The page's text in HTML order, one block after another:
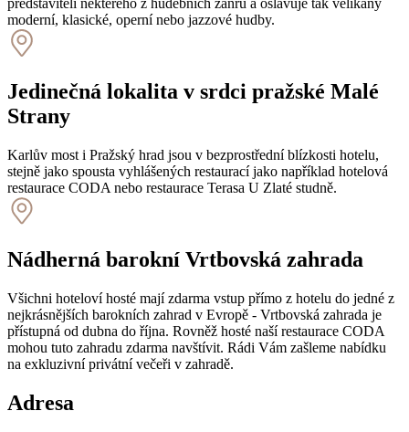
představiteli některého z hudebních žánrů a oslavuje tak velikány
moderní, klasické, operní nebo jazzové hudby.
Jedinečná lokalita v srdci pražské Malé
Strany
Karlův most i Pražský hrad jsou v bezprostřední blízkosti hotelu,
stejně jako spousta vyhlášených restaurací jako například hotelová
restaurace CODA nebo restaurace Terasa U Zlaté studně.
Nádherná barokní Vrtbovská zahrada
Všichni hoteloví hosté mají zdarma vstup přímo z hotelu do jedné z
nejkrásnějších barokních zahrad v Evropě - Vrtbovská zahrada je
přístupná od dubna do října. Rovněž hosté naší restaurace CODA
mohou tuto zahradu zdarma navštívit. Rádi Vám zašleme nabídku
na exkluzivní privátní večeři v zahradě.
Adresa